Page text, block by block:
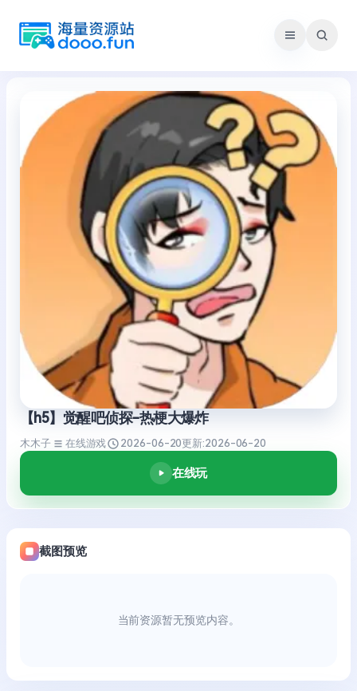
【h5】觉醒吧侦探-热梗大爆炸
木木子 在线游戏 2026-06-20更新:2026-06-20
在线玩
截图预览
当前资源暂无预览内容。